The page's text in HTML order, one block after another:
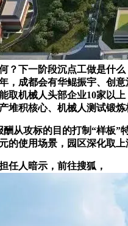
？下一阶段沉点工做是什
，成都会有华鲲振宇、创
取机械人头部企业10家以
堆积核心、机械人测试锻
攻标的目的打制“样板”
的使用场景，园区深化取
人暗示，前往搜狐，